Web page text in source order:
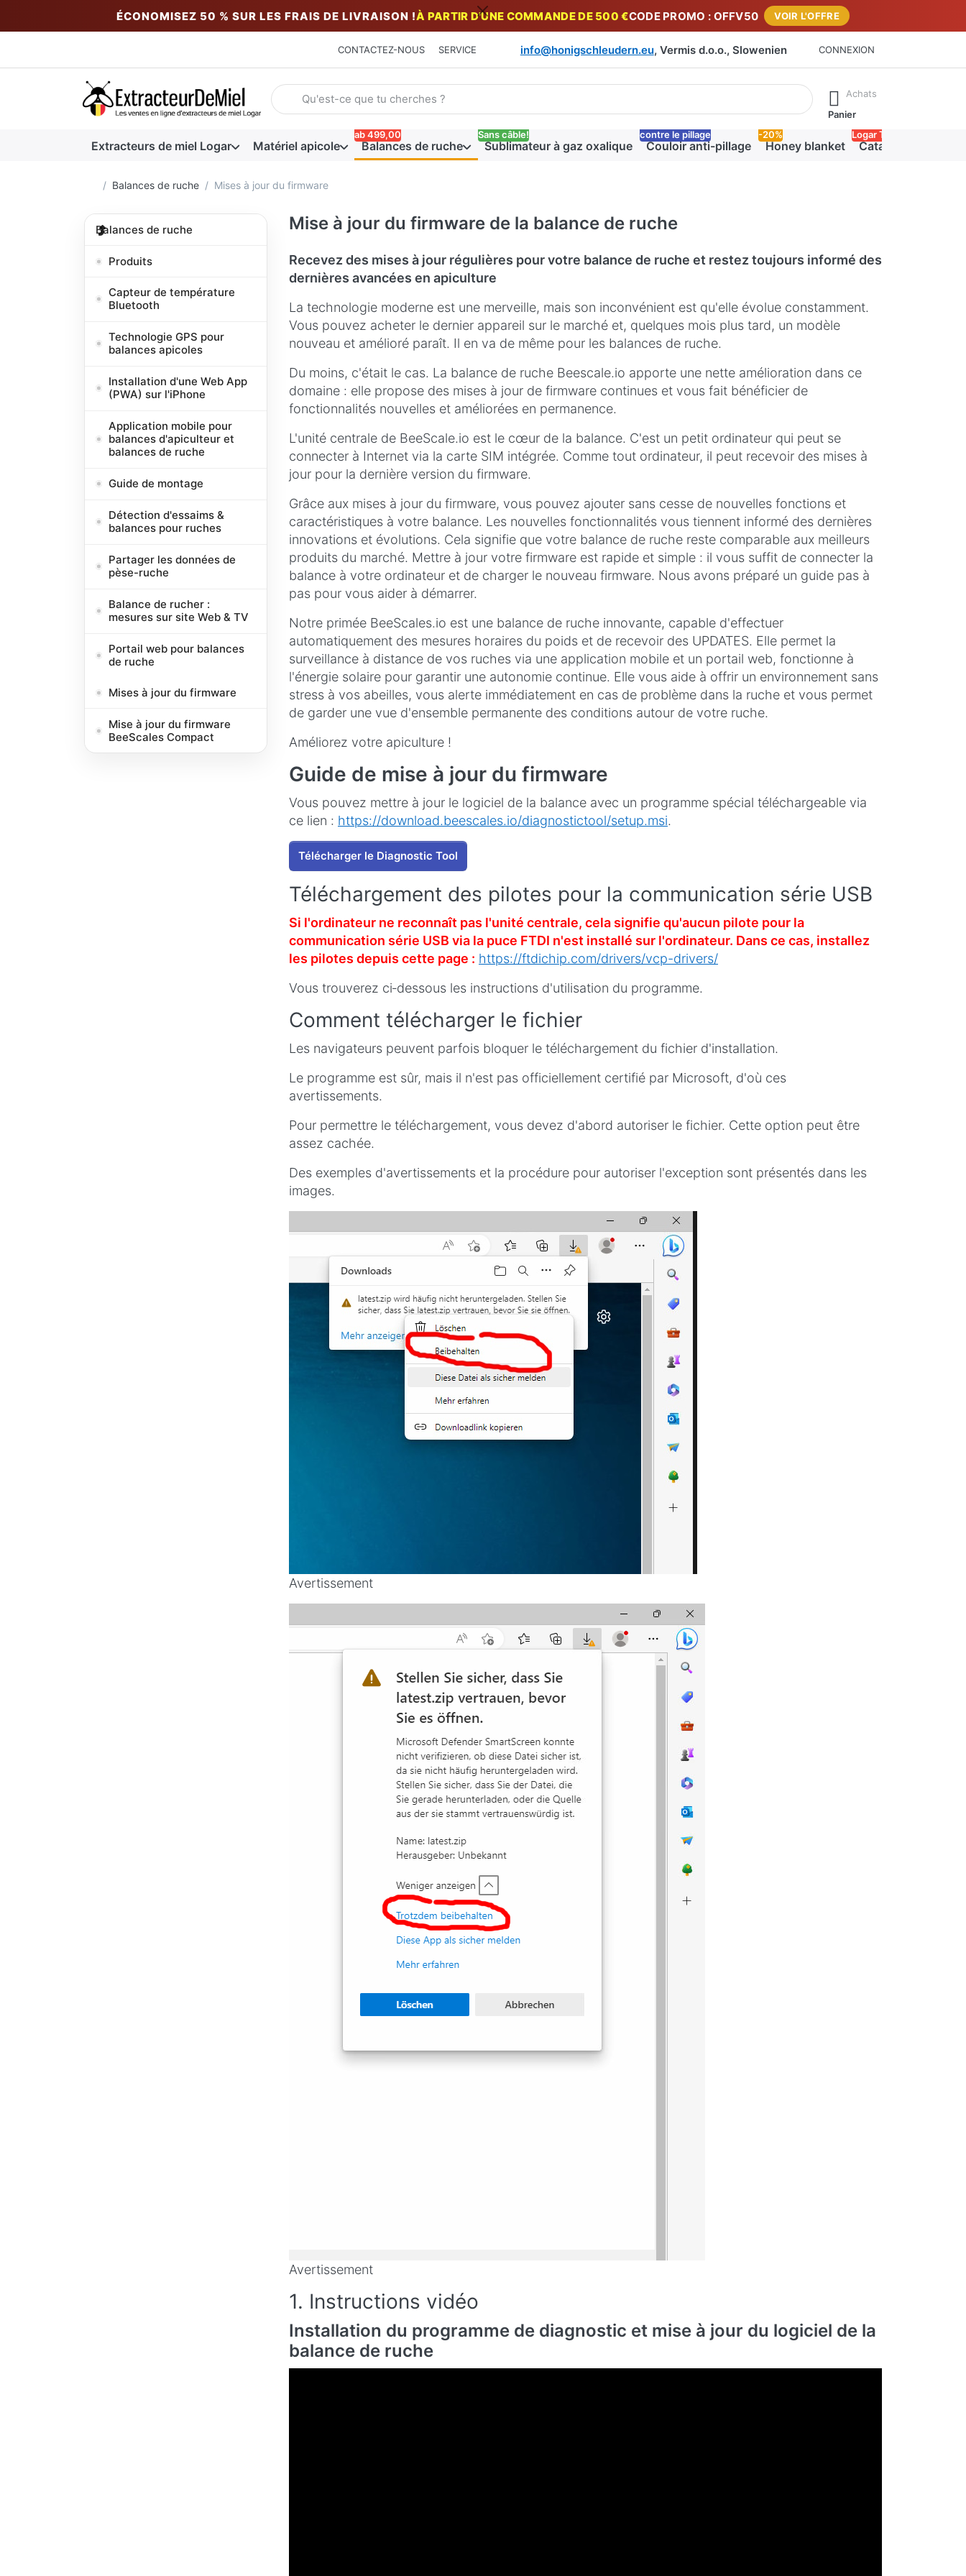
ÉCONOMISEZ 50 % SUR LES FRAIS DE LIVRAISON !À PARTIR D'UNE COMMANDE DE 500 €CODE PROMO : OFFV50 VOIR L'OFFRE
CONTACTEZ-NOUS SERVICE info@honigschleudern.eu, Vermis d.o.o., Slowenien CONNEXION
Saisissez un terme de recherche. Pendant que vous tapez, les premiers résultats apparaissent automatiquement. Appuie sur la touche
Achats
Panier
Extracteurs de miel Logar Matériel apicole Balances de ruche
ab 499,00
Sublimateur à gaz oxalique
Sans câble!
Couloir anti-pillage
contre le pillage
Honey blanket
-20%
Catalogue PDF
Logar Trade
Accueil
Balances de ruche Mises à jour du firmware
Balances de ruche
Produits
Capteur de température
Bluetooth
Technologie GPS pour
balances apicoles
Installation d'une Web App
(PWA) sur l'iPhone
Application mobile pour
balances d'apiculteur et
balances de ruche
Guide de montage
Détection d'essaims &
balances pour ruches
Partager les données de
pèse-ruche
Balance de rucher :
mesures sur site Web & TV
Portail web pour balances
de ruche
Mises à jour du firmware
Mise à jour du firmware
BeeScales Compact
Mise à jour du firmware de la balance de ruche
Recevez des mises à jour régulières pour votre balance de ruche et restez toujours informé des
dernières avancées en apiculture
La technologie moderne est une merveille, mais son inconvénient est qu'elle évolue constamment.
Vous pouvez acheter le dernier appareil sur le marché et, quelques mois plus tard, un modèle
nouveau et amélioré paraît. Il en va de même pour les balances de ruche.
Du moins, c'était le cas. La balance de ruche Beescale.io apporte une nette amélioration dans ce
domaine : elle propose des mises à jour de firmware continues et vous fait bénéficier de
fonctionnalités nouvelles et améliorées en permanence.
L'unité centrale de BeeScale.io est le cœur de la balance. C'est un petit ordinateur qui peut se
connecter à Internet via la carte SIM intégrée. Comme tout ordinateur, il peut recevoir des mises à
jour pour la dernière version du firmware.
Grâce aux mises à jour du firmware, vous pouvez ajouter sans cesse de nouvelles fonctions et
caractéristiques à votre balance. Les nouvelles fonctionnalités vous tiennent informé des dernières
innovations et évolutions. Cela signifie que votre balance de ruche reste comparable aux meilleurs
produits du marché. Mettre à jour votre firmware est rapide et simple : il vous suffit de connecter la
balance à votre ordinateur et de charger le nouveau firmware. Nous avons préparé un guide pas à
pas pour vous aider à démarrer.
Notre primée BeeScales.io est une balance de ruche innovante, capable d'effectuer
automatiquement des mesures horaires du poids et de recevoir des UPDATES. Elle permet la
surveillance à distance de vos ruches via une application mobile et un portail web, fonctionne à
l'énergie solaire pour garantir une autonomie continue. Elle vous aide à offrir un environnement sans
stress à vos abeilles, vous alerte immédiatement en cas de problème dans la ruche et vous permet
de garder une vue d'ensemble permanente des conditions autour de votre ruche.
Améliorez votre apiculture !
Guide de mise à jour du firmware
Vous pouvez mettre à jour le logiciel de la balance avec un programme spécial téléchargeable via
ce lien : https://download.beescales.io/diagnostictool/setup.msi.
Télécharger le Diagnostic Tool
Téléchargement des pilotes pour la communication série USB
Si l'ordinateur ne reconnaît pas l'unité centrale, cela signifie qu'aucun pilote pour la
communication série USB via la puce FTDI n'est installé sur l'ordinateur. Dans ce cas, installez
les pilotes depuis cette page : https://ftdichip.com/drivers/vcp-drivers/
Vous trouverez ci‑dessous les instructions d'utilisation du programme.
Comment télécharger le fichier
Les navigateurs peuvent parfois bloquer le téléchargement du fichier d'installation.
Le programme est sûr, mais il n'est pas officiellement certifié par Microsoft, d'où ces
avertissements.
Pour permettre le téléchargement, vous devez d'abord autoriser le fichier. Cette option peut être
assez cachée.
Des exemples d'avertissements et la procédure pour autoriser l'exception sont présentés dans les
images.
Avertissement
Avertissement
1. Instructions vidéo
Installation du programme de diagnostic et mise à jour du logiciel de la
balance de ruche